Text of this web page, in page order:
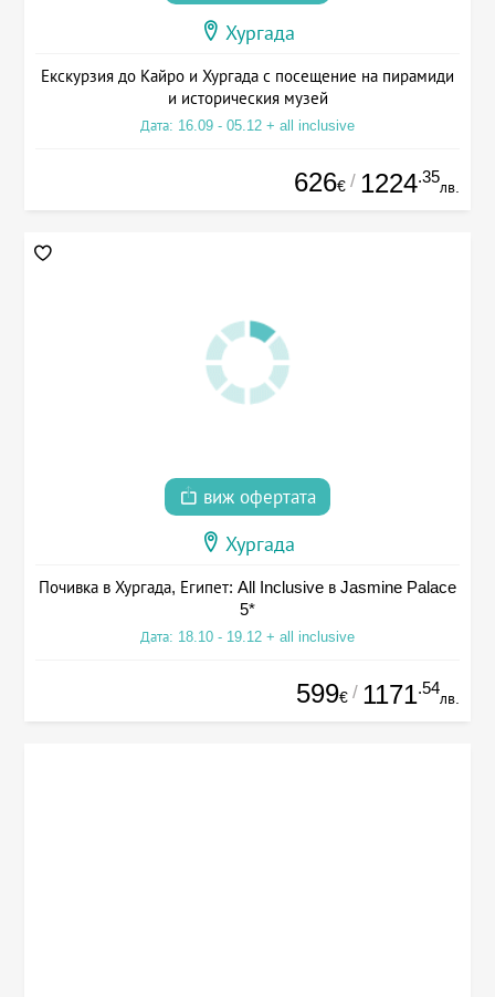
Хургада
Екскурзия до Кайро и Хургада с посещение на пирамиди
и историческия музей
Дата: 16.09 - 05.12 + all inclusive
626€ / 1224.35
лв.
виж офертата
Хургада
Почивка в Хургада, Египет: All Inclusive в Jasmine Palace
5*
Дата: 18.10 - 19.12 + all inclusive
599€ / 1171.54
лв.